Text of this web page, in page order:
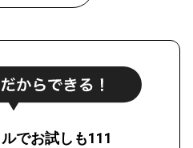
でお試しも111